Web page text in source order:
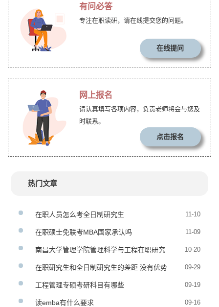
有问必答
专注在职读研，请在线提交您的问题。
在线提问
网上报名
请认真填写各项内容，负责老师将会与您及
时联系。
点击报名
热门文章
在职人员怎么考全日制研究生 11-10
在职硕士免联考MBA国家承认吗 11-09
南昌大学管理学院管理科学与工程在职研究
生招生简章
10-20
在职研究生和全日制研究生的差距 没有优势
吗
09-29
工程管理专硕考研科目有哪些 09-19
读emba有什么要求 09-16